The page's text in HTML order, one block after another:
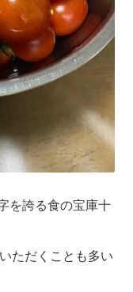
を誇る食の宝庫十
ただくことも多い